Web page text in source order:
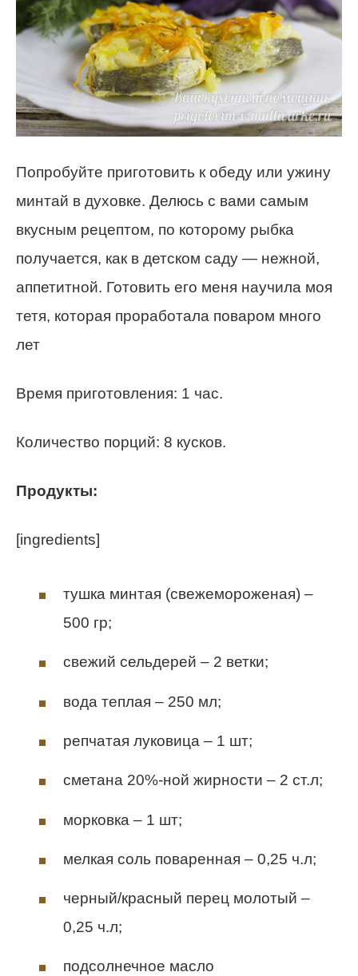
Попробуйте приготовить к обеду или ужину
минтай в духовке. Делюсь с вами самым
вкусным рецептом, по которому рыбка
получается, как в детском саду — нежной,
аппетитной. Готовить его меня научила моя
тетя, которая проработала поваром много
лет
Время приготовления: 1 час.
Количество порций: 8 кусков.
Продукты:
[ingredients]
тушка минтая (свежемороженая) –
500 гр;
свежий сельдерей – 2 ветки;
вода теплая – 250 мл;
репчатая луковица – 1 шт;
сметана 20%-ной жирности – 2 ст.л;
морковка – 1 шт;
мелкая соль поваренная – 0,25 ч.л;
черный/красный перец молотый –
0,25 ч.л;
подсолнечное масло